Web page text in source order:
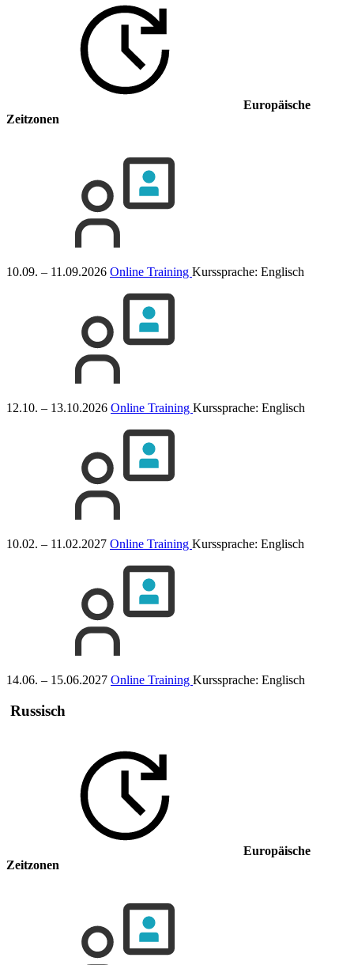
Europäische
Zeitzonen
10.09. – 11.09.2026 Online Training Kurssprache: Englisch
12.10. – 13.10.2026 Online Training Kurssprache: Englisch
10.02. – 11.02.2027 Online Training Kurssprache: Englisch
14.06. – 15.06.2027 Online Training Kurssprache: Englisch
Russisch
Europäische
Zeitzonen